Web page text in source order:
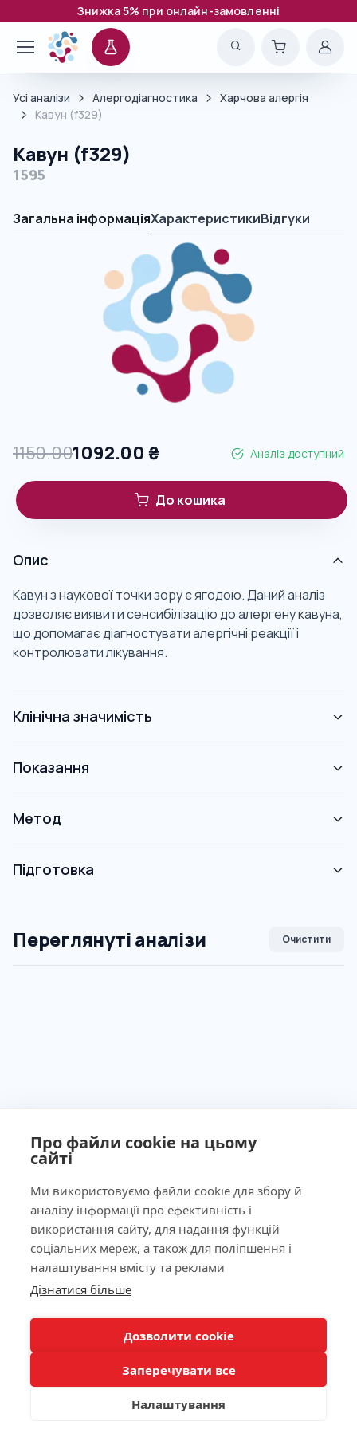
Про файли cookie на цьому
сайті
Ми використовуємо файли cookie для збору й
аналізу інформації про ефективність і
використання сайту, для надання функцій
соціальних мереж, а також для поліпшення і
налаштування вмісту та реклами
Дізнатися більше
Дозволити cookie
Заперечувати все
Налаштування
Знижка 5% при онлайн-замовленні
Усі аналізи Алергодіагностика
Харчова алергія
Кавун (f329)
Кавун (f329)
1595
Загальна інформаціяХарактеристикиВідгуки
1150.001092.00 ₴ Аналіз доступний
До кошика
Опис
Кавун з наукової точки зору є ягодою. Даний аналіз
дозволяє виявити сенсибілізацію до алергену кавуна,
що допомагає діагностувати алергічні реакції і
контролювати лікування.
Клінічна значимість
Показання
Метод
Підготовка
Переглянуті аналізи Очистити
Ліцензія МОЗ України №603260 від 23.09.2011
Наша адреса
КНОПКА